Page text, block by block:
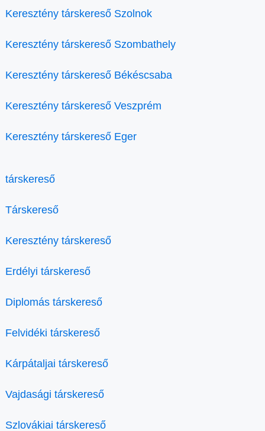
Keresztény társkereső Szolnok
Keresztény társkereső Szombathely
Keresztény társkereső Békéscsaba
Keresztény társkereső Veszprém
Keresztény társkereső Eger
társkereső
Társkereső
Keresztény társkereső
Erdélyi társkereső
Diplomás társkereső
Felvidéki társkereső
Kárpátaljai társkereső
Vajdasági társkereső
Szlovákiai társkereső